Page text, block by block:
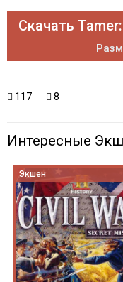
Скачать
117 8
Интересные
Экшен